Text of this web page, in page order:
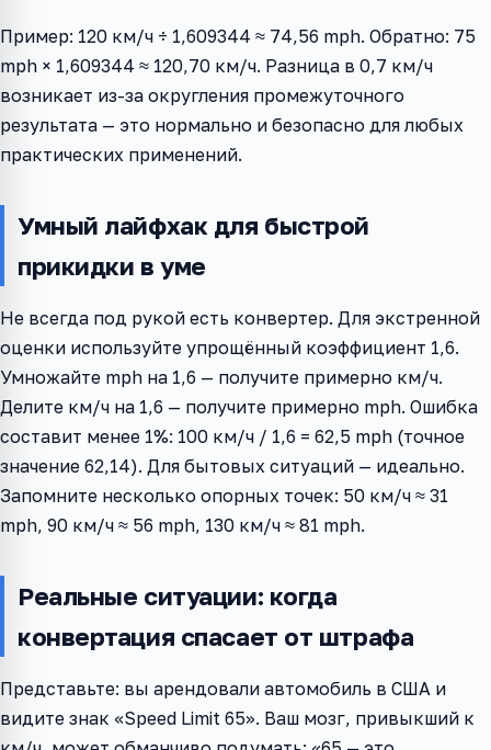
Пример: 120 км/ч ÷ 1,609344 ≈ 74,56 mph. Обратно: 75
mph × 1,609344 ≈ 120,70 км/ч. Разница в 0,7 км/ч
возникает из-за округления промежуточного
результата — это нормально и безопасно для любых
практических применений.
Умный лайфхак для быстрой
прикидки в уме
Не всегда под рукой есть конвертер. Для экстренной
оценки используйте упрощённый коэффициент 1,6.
Умножайте mph на 1,6 — получите примерно км/ч.
Делите км/ч на 1,6 — получите примерно mph. Ошибка
составит менее 1%: 100 км/ч / 1,6 = 62,5 mph (точное
значение 62,14). Для бытовых ситуаций — идеально.
Запомните несколько опорных точек: 50 км/ч ≈ 31
mph, 90 км/ч ≈ 56 mph, 130 км/ч ≈ 81 mph.
Реальные ситуации: когда
конвертация спасает от штрафа
Представьте: вы арендовали автомобиль в США и
видите знак «Speed Limit 65». Ваш мозг, привыкший к